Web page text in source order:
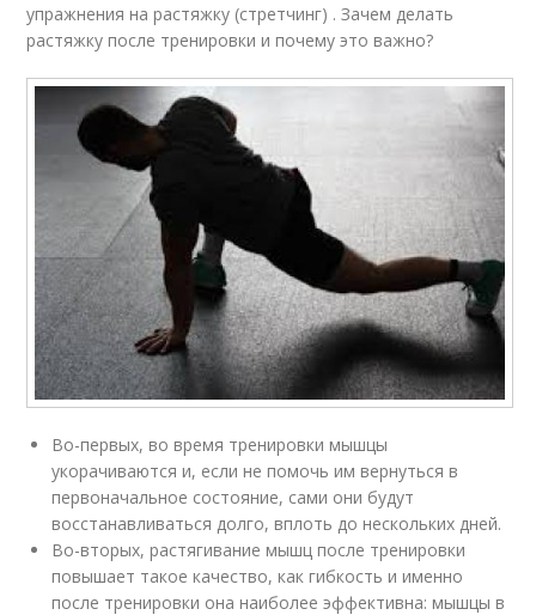
упражнения на растяжку (стретчинг) . Зачем делать
растяжку после тренировки и почему это важно?
Во-первых, во время тренировки мышцы
укорачиваются и, если не помочь им вернуться в
первоначальное состояние, сами они будут
восстанавливаться долго, вплоть до нескольких дней.
Во-вторых, растягивание мышц после тренировки
повышает такое качество, как гибкость и именно
после тренировки она наиболее эффективна: мышцы в